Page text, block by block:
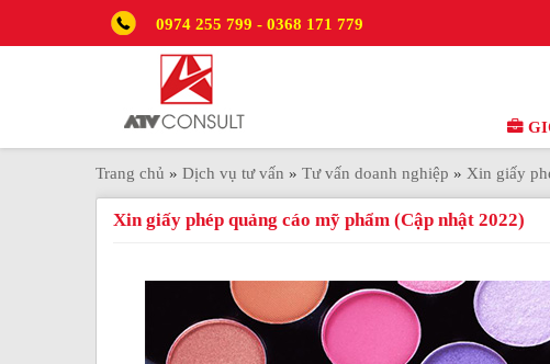
0974 255 799 - 0368 171 779
Trang chủ » Dịch vụ tư vấn » Tư vấn doanh nghiệp » Xin giấy
Xin giấy phép quảng cáo mỹ phẩm (Cập nhật 2022)